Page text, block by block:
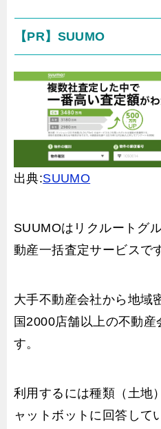
【PR】SUUMO
出典:SUUMO
SUUMOはリクルートグ
動産一括査定サービスで
大手不動産会社から地域
国2000店舗以上の不動産
す。
利用するには種類（土地
ャットボットに回答して